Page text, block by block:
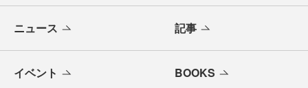
ニュース 記事
イベント BOOKS